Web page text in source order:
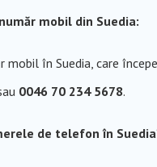
mobil din Suedia:
mobil în Suedia, care
0046 70 234 5678.
de telefon în